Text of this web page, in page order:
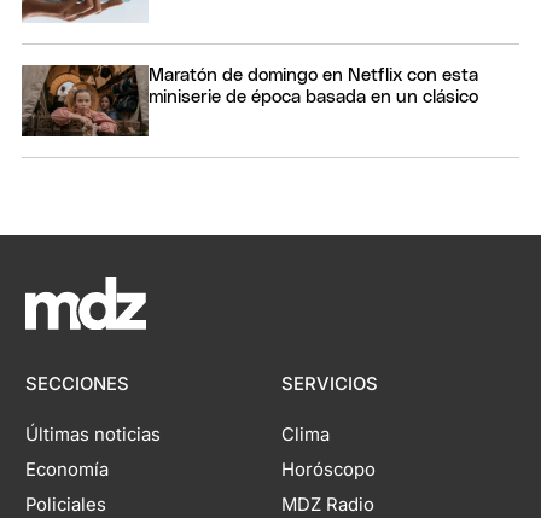
Maratón de domingo en Netflix con esta
miniserie de época basada en un clásico
SECCIONES
Últimas noticias
Economía
Policiales
SERVICIOS
Clima
Horóscopo
MDZ Radio